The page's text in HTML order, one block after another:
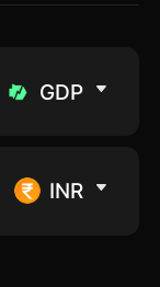
GDP
INR